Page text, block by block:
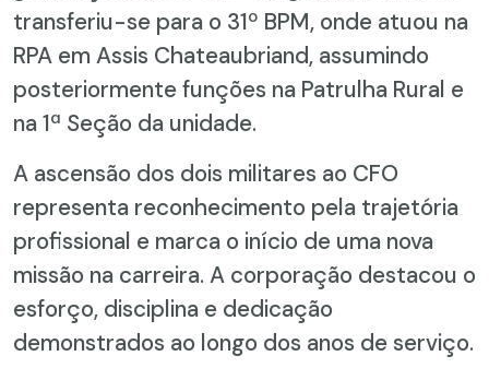
transferiu-se para o 31º BPM, onde atuou na
RPA em Assis Chateaubriand, assumindo
posteriormente funções na Patrulha Rural e
na 1ª Seção da unidade.
A ascensão dos dois militares ao CFO
representa reconhecimento pela trajetória
profissional e marca o início de uma nova
missão na carreira. A corporação destacou o
esforço, disciplina e dedicação
demonstrados ao longo dos anos de serviço.